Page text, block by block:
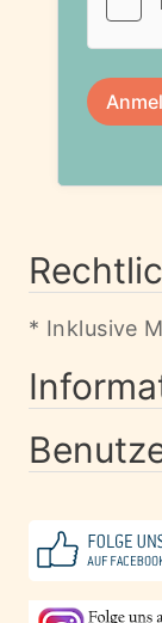
* Inklusive